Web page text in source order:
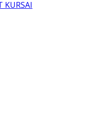
KURSAI